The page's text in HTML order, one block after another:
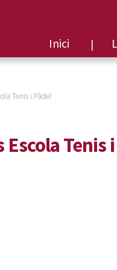
Inici
Tenis i Pàdel
Tenis